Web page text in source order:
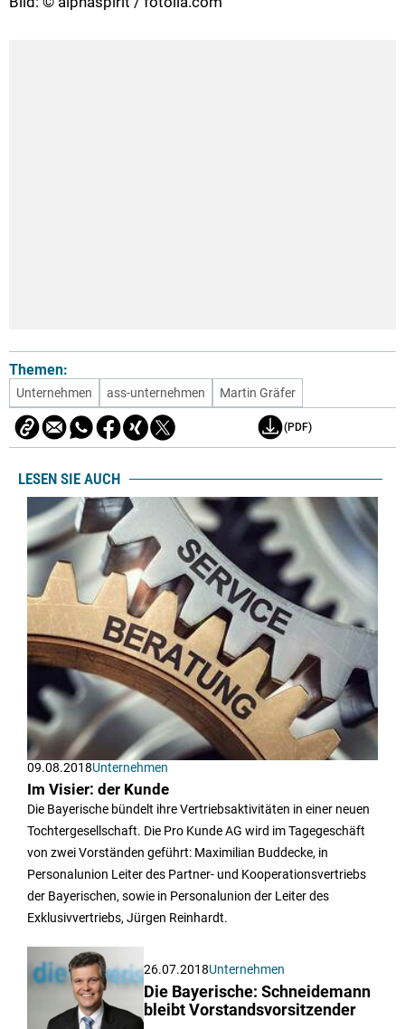
Themen:
Unternehmen ass-unternehmen Martin Gräfer
(PDF)
LESEN SIE AUCH
09.08.2018Unternehmen
Im Visier: der Kunde
Die Bayerische bündelt ihre Vertriebsaktivitäten in einer neuen
Tochtergesellschaft. Die Pro Kunde AG wird im Tagegeschäft
von zwei Vorständen geführt: Maximilian Buddecke, in
Personalunion Leiter des Partner- und Kooperationsvertriebs
der Bayerischen, sowie in Personalunion der Leiter des
Exklusivvertriebs, Jürgen Reinhardt.
26.07.2018Unternehmen
Die Bayerische: Schneidemann
bleibt Vorstandsvorsitzender